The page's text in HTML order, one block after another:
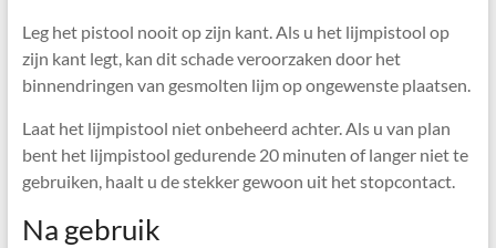
Leg het pistool nooit op zijn kant. Als u het lijmpistool op
zijn kant legt, kan dit schade veroorzaken door het
binnendringen van gesmolten lijm op ongewenste plaatsen.
Laat het lijmpistool niet onbeheerd achter. Als u van plan
bent het lijmpistool gedurende 20 minuten of langer niet te
gebruiken, haalt u de stekker gewoon uit het stopcontact.
Na gebruik